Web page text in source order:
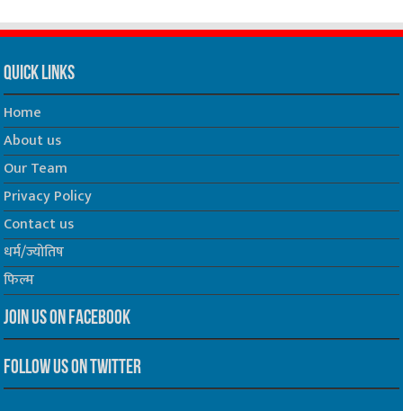
Quick Links
Home
About us
Our Team
Privacy Policy
Contact us
धर्म/ज्योतिष
फिल्म
Join us on Facebook
Follow us on Twitter